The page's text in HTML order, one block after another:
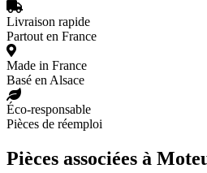
Livraison rapide
Partout en France
Made in France
Basé en Alsace
Éco-responsable
Pièces de réemploi
Pièces associées à